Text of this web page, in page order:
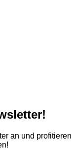
an und profitieren